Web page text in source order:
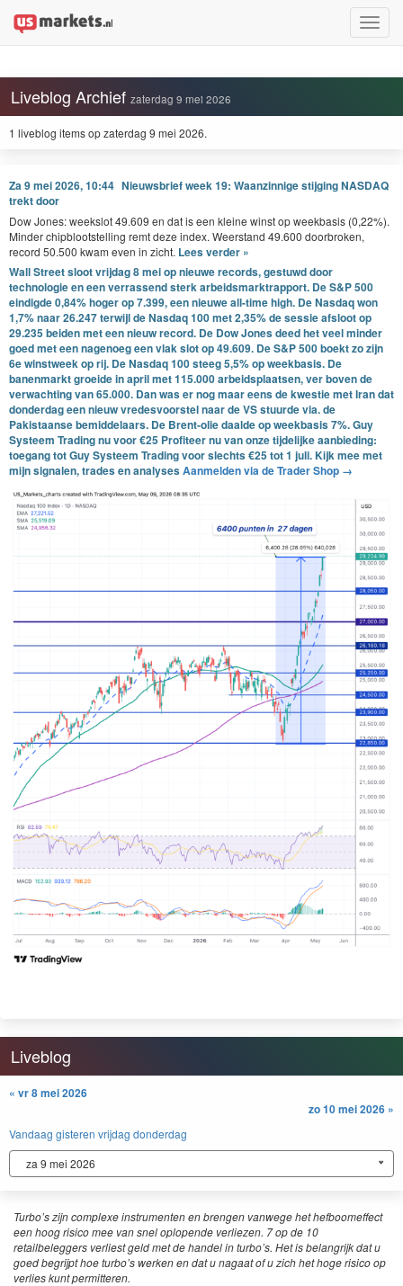
Toggle
Liveblog Archief zaterdag 9 mei 2026
1 liveblog items op zaterdag 9 mei 2026.
Za 9 mei 2026, 10:44 Nieuwsbrief week 19: Waanzinnige stijging NASDAQ
trekt door
Dow Jones: week­slot49.609 en dat is een kleine winst op week­ba­sis (0,22%).
Min­der chip­bloot­stelling remt deze index. Weer­stand 49.600 door­bro­ken,
record 50.500 kwam even in zicht. Lees verder »
Wall Street sloot vrijdag 8 mei op nieuwe records, gestuwd door
technologie en een verrassend sterk arbeidsmarktrapport. De S&P 500
eindigde 0,84% hoger op 7.399, een nieuwe all-time high. De Nasdaq won
1,7% naar 26.247 terwijl de Nasdaq 100 met 2,35% de sessie afsloot op
29.235 beiden met een nieuw record. De Dow Jones deed het veel minder
goed met een nagenoeg een vlak slot op 49.609. De S&P 500 boekt zo zijn
6e winstweek op rij. De Nasdaq 100 steeg 5,5% op weekbasis. De
banenmarkt groeide in april met 115.000 arbeidsplaatsen, ver boven de
verwachting van 65.000. Dan was er nog maar eens de kwestie met Iran dat
donderdag een nieuw vredesvoorstel naar de VS stuurde via. de
Pakistaanse bemiddelaars. De Brent-olie daalde op weekbasis 7%.Guy
Systeem Trading nu voor €25 Profiteer nu van onze tijdelijke aanbieding:
toegang totGuy Systeem Tradingvoor slechts€25tot1 juli.Kijk mee met
mijn signalen, trades en analysesAanmelden via de Trader Shop →
Liveblog
« vr 8 mei 2026
zo 10 mei 2026 »
Vandaag gisteren vrijdag donderdag
za 9 mei 2026
Turbo’s zijn complexe instrumenten en brengen vanwege het hefboomeffect
een hoog risico mee van snel oplopende verliezen. 7 op de 10
retailbeleggers verliest geld met de handel in turbo’s. Het is belangrijk dat u
goed begrijpt hoe turbo’s werken en dat u nagaat of u zich het hoge risico op
verlies kunt permitteren.